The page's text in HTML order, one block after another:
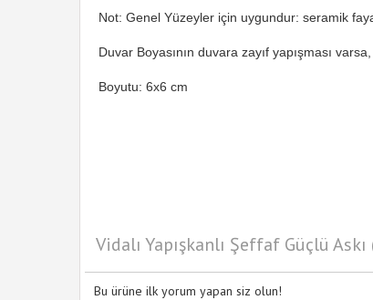
Not: Genel Yüzeyler için uygundur: seramik
Duvar Boyasının duvara zayıf yapışması
Boyutu: 6x6 cm
Vidalı Yapışkanlı Şeffaf Güçlü
Bu ürüne ilk yorum yapan siz olun!